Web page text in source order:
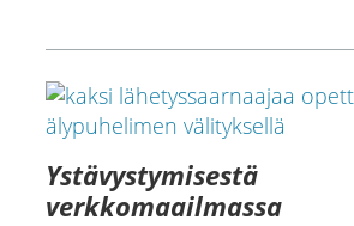
Ystävystymisestä
verkkomaailmassa